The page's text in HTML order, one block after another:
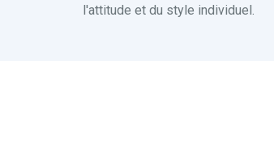
l'attitude et du style individuel.